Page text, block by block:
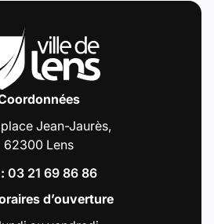
Jean-Jaurès,
62300 Lens
03 21 69 86 86
d’ouverture